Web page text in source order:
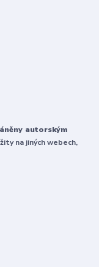
autorským
na jiných webech,